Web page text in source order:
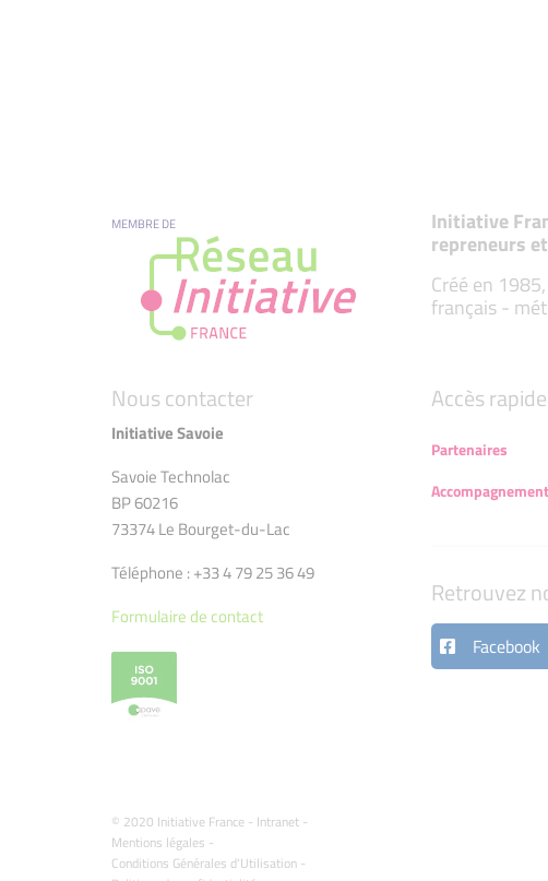
MEMBRE DE Initiative
repreneurs
Créé en
français -
Nous contacter
Initiative Savoie
Savoie Technolac
BP 60216
73374 Le Bourget-du-Lac
Téléphone : +33 4 79 25 36 49
Formulaire de contact
© 2020 Initiative France - Intranet -
Mentions légales -
Conditions Générales d'Utilisation -
Accès rapide
Partenaires
Retrouvez
Facebook